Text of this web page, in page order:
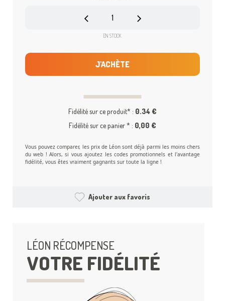
EN STOCK
J'ACHÈTE
Fidélité sur ce produit* : 0.34 €
Fidélité sur ce panier * : 0,00 €
Vous pouvez comparer, les prix de Léon sont déjà parmi les moins chers
du web ! Alors, si vous ajoutez les codes promotionnels et l'avantage
fidélité, vous êtes vraiment gagnants sur toute la ligne !
Ajouter aux favoris
LÉON RÉCOMPENSE
VOTRE FIDÉLITÉ